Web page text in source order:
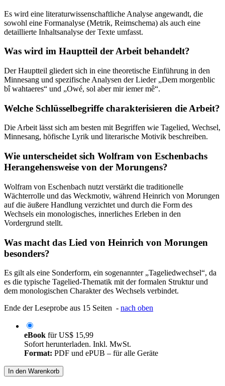
Es wird eine literaturwissenschaftliche Analyse angewandt, die
sowohl eine Formanalyse (Metrik, Reimschema) als auch eine
detaillierte Inhaltsanalyse der Texte umfasst.
Was wird im Hauptteil der Arbeit behandelt?
Der Hauptteil gliedert sich in eine theoretische Einführung in den
Minnesang und spezifische Analysen der Lieder „Dem morgenblic
bî wahtaeres“ und „Owé, sol aber mir iemer mê“.
Welche Schlüsselbegriffe charakterisieren die Arbeit?
Die Arbeit lässt sich am besten mit Begriffen wie Tagelied, Wechsel,
Minnesang, höfische Lyrik und literarische Motivik beschreiben.
Wie unterscheidet sich Wolfram von Eschenbachs
Herangehensweise von der Morungens?
Wolfram von Eschenbach nutzt verstärkt die traditionelle
Wächterrolle und das Weckmotiv, während Heinrich von Morungen
auf die äußere Handlung verzichtet und durch die Form des
Wechsels ein monologisches, innerliches Erleben in den
Vordergrund stellt.
Was macht das Lied von Heinrich von Morungen
besonders?
Es gilt als eine Sonderform, ein sogenannter „Tageliedwechsel“, da
es die typische Tagelied-Thematik mit der formalen Struktur und
dem monologischen Charakter des Wechsels verbindet.
Ende der Leseprobe aus 15 Seiten - nach oben
eBook fürUS$ 15,99
Sofort herunterladen. Inkl. MwSt.
Format: PDF und ePUB – für alle Geräte
In den Warenkorb